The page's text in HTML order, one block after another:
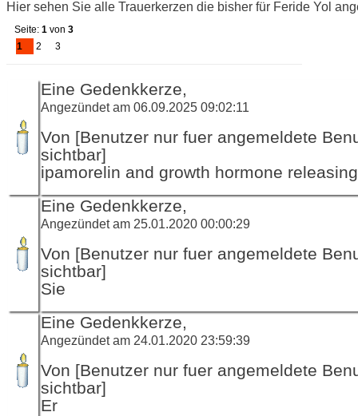
Hier sehen Sie alle Trauerkerzen die bisher für Feride Yol
Seite: 1 von 3
1
2 3
Eine Gedenkkerze,
Angezündet am 06.09.2025 09:02:11
Von [Benutzer nur fuer angemeldete
sichtbar]
ipamorelin and growth hormone
Eine Gedenkkerze,
Angezündet am 25.01.2020 00:00:29
Von [Benutzer nur fuer angemeldete
sichtbar]
Sie
Eine Gedenkkerze,
Angezündet am 24.01.2020 23:59:39
Von [Benutzer nur fuer angemeldete
sichtbar]
Er